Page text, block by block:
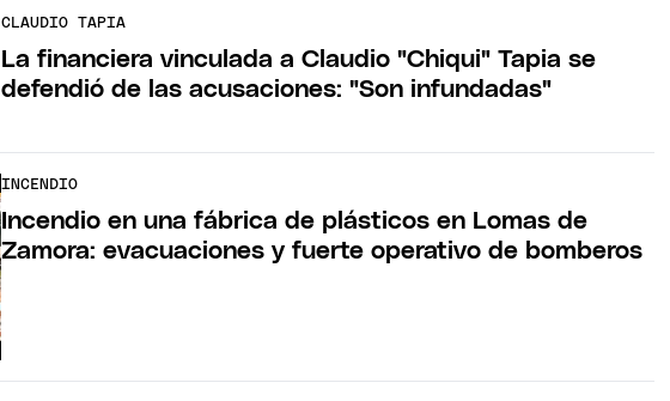
CLAUDIO TAPIA
La financiera vinculada a Claudio "Chiqui" Tapia se
defendió de las acusaciones: "Son infundadas"
INCENDIO
Incendio en una fábrica de plásticos en Lomas de
Zamora: evacuaciones y fuerte operativo de bomberos